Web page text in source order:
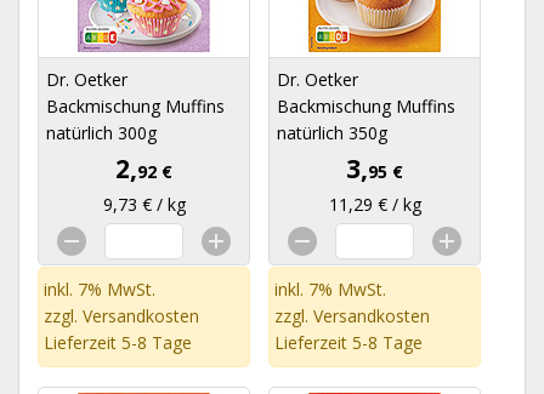
Dr. Oetker
Backmischung Muffins
natürlich 300g
2,92 €
9,73 € / kg
inkl. 7% MwSt.
zzgl. Versandkosten
Lieferzeit 5-8 Tage
Dr. Oetker
Backmischung Muffins
natürlich 350g
3,95 €
11,29 € / kg
inkl. 7% MwSt.
zzgl. Versandkosten
Lieferzeit 5-8 Tage